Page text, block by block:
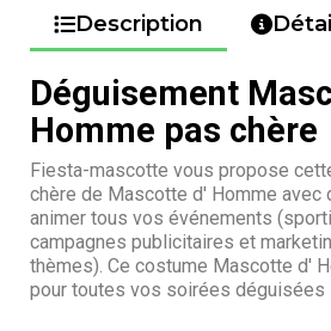
Description
Déguisement
Homme pas chère
Fiesta-mascotte vous propose
chère de Mascotte d' Homme avec
animer tous vos événements
campagnes publicitaires et
thèmes). Ce costume Mascotte d'
pour toutes vos soirées déguisées